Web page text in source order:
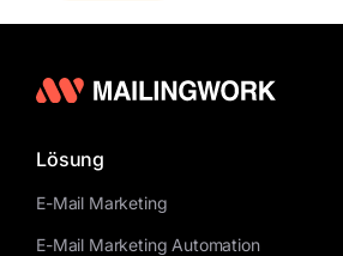
Wissen
Lösung
E-Mail Marketing
E-Mail Marketing Automation